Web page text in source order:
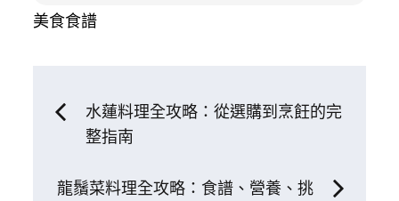
美食食譜
文水蓮料理全攻略：從選購到烹飪的完
整指南
龍鬚菜料理全攻略：食譜、營養、挑